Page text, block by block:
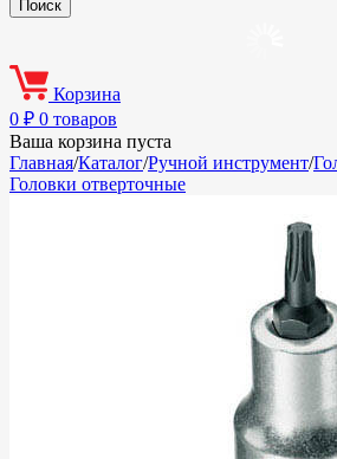
Корзина
0 ₽ 0 товаров
Ваша корзина пуста
Главная/Каталог/Ручной инструмент/
Головки отверточные